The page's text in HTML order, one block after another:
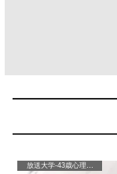
放送大学-43歳心理学を学ぶ-